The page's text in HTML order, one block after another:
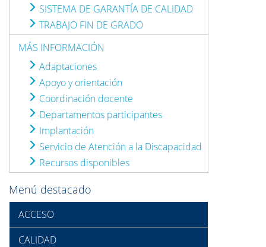
SISTEMA DE GARANTÍA DE CALIDAD
TRABAJO FIN DE GRADO
MÁS INFORMACIÓN
Adaptaciones
Apoyo y orientación
Coordinación docente
Departamentos participantes
Implantación
Servicio de Atención a la Discapacidad
Recursos disponibles
Menú destacado
ACCESO
CALIDAD